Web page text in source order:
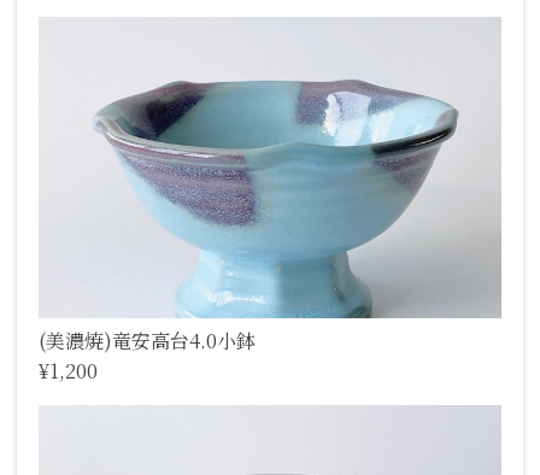
(美濃焼)竜安高台4.0小鉢
¥1,200